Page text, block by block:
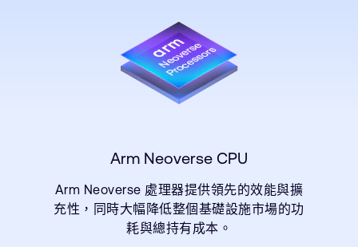
Arm Neoverse CPU
Arm Neoverse 處理器提供領先的效能與擴
充性，同時大幅降低整個基礎設施市場的功
耗與總持有成本。